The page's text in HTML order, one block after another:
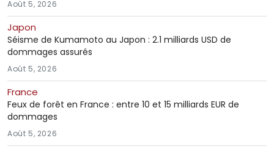
Août 5, 2026
Japon
Séisme de Kumamoto au Japon : 2.1 milliards USD de
dommages assurés
Août 5, 2026
France
Feux de forêt en France : entre 10 et 15 milliards EUR de
dommages
Août 5, 2026